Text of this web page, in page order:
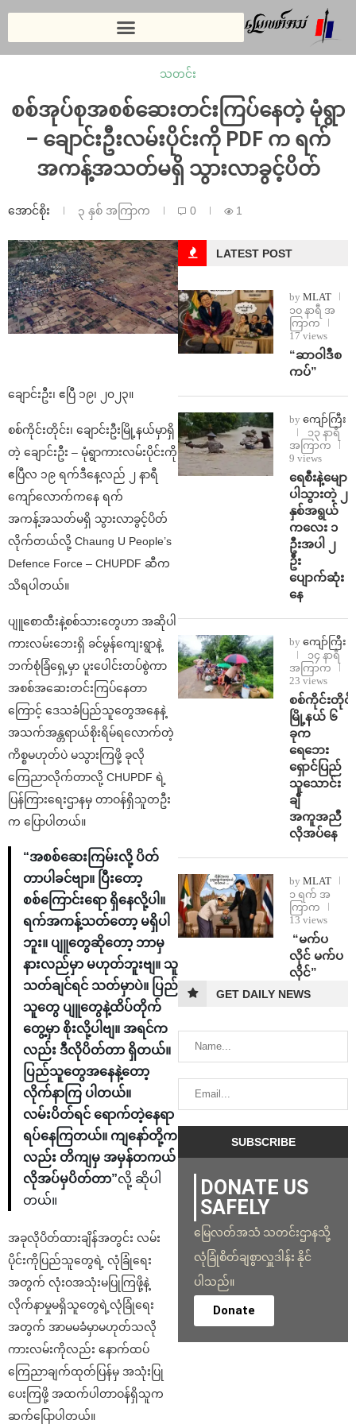
သတင်း
စစ်အုပ်စုအစစ်ဆေးတင်းကြပ်နေတဲ့ မုံရွာ
– ချောင်းဦးလမ်းပိုင်းကို PDF က ရက်
အကန့်အသတ်မရှိ သွားလာခွင့်ပိတ်
အောင်စိုး ၃ နှစ် အကြာက 0 1
ချောင်းဦး၊ ဧပြီ ၁၉၊ ၂၀၂၃။
စစ်ကိုင်းတိုင်း၊ ချောင်းဦးမြို့နယ်မှာရှိ
တဲ့ ချောင်းဦး – မုံရွာကားလမ်းပိုင်းကို
ဧပြီလ ၁၉ ရက်ဒီနေ့လည် ၂ နာရီ
ကျော်လောက်ကနေ ရက်
အကန့်အသတ်မရှိ သွားလာခွင့်ပိတ်
လိုက်တယ်လို့ Chaung U People’s
Defence Force – CHUPDF ဆီက
သိရပါတယ်။
ပျူစောထီးနဲ့စစ်သားတွေဟာ အဆိုပါ
ကားလမ်းဘေးရှိ ခင်မွန်ကျေးရွာနဲ့
ဘက်စုံခြံရှေ့မှာ ပူးပေါင်းတပ်စွဲကာ
အစစ်အဆေးတင်းကြပ်နေတာ
ကြောင့် ဒေသခံပြည်သူတွေအနေနဲ့
အသက်အန္တရာယ်စိုးရိမ်ရလောက်တဲ့
ကိစ္စမဟုတ်ပဲ မသွားကြဖို့ ခုလို
ကြေညာလိုက်တာလို့ CHUPDF ရဲ့
ပြန်ကြားရေးဌာနမှ တာဝန်ရှိသူတဦး
က ပြောပါတယ်။
“အစစ်ဆေးကြမ်းလို့‌ ပိတ်
တာပါခင်ဗျာ။ ပြီးတော့
စစ်ကြောင်းရော ရှိနေလို့ပါ။
ရက်အကန့်သတ်တော့ မရှိပါ
ဘူး။ ပျူတွေဆိုတော့ ဘာမှ
နားလည်မှာ မဟုတ်ဘူးဗျ။ သူ
သတ်ချင်ရင် သတ်မှာပဲ။ ပြည်
သူတွေ ပျူတွေ‌နဲ့ထိပ်တိုက်
တွေ့မှာ စိုးလို့ပါဗျ။ အရင်က
လည်း ဒီလိုပိတ်တာ ရှိတယ်။
ပြည်သူတွေအနေနဲ့တော့
လိုက်နာကြ ပါတယ်။
လမ်းပိတ်ရင် ရောက်တဲ့နေရာ
ရပ်နေကြတယ်။ ကျနော်တို့က
လည်း တိကျမှ အမှန်တကယ်
လိုအပ်မှပိတ်တာ”လို့ ဆိုပါ
တယ်။
အခုလိုပိတ်ထားချိန်အတွင်း လမ်း
ပိုင်းကိုပြည်သူတွေရဲ့ လုံခြုံရေး
အတွက် လုံးဝအသုံးမပြုကြဖို့နဲ့
လိုက်နာမှုမရှိသူတွေရဲ့လုံခြုံရေး
အတွက် အာမမခံမှာမဟုတ်သလို
ကားလမ်းကိုလည်း နောက်ထပ်
ကြေညာချက်ထုတ်ပြန်မှ အသုံးပြု
ပေးကြဖို့ အထက်ပါတာဝန်ရှိသူက
ဆက်ပြောပါတယ်။
LATEST POST
by MLAT
၁၀ နာရီ အ
ကြာက
17 views
“ဆာဝါဒီစ
ကပ်”
by ကျော်ကြီး
၁၃ နာရီ
အကြာက
9 views
ရေစီးနဲ့မျော
ပါသွားတဲ့ ၂
နှစ်အရွယ်
ကလေး ၁
ဦးအပါ ၂
ဦး
ပျောက်ဆုံး
နေ
by ကျော်ကြီး
၁၄ နာရီ
အကြာက
23 views
စစ်ကိုင်းတိုင်း
မြို့နယ် ၆
ခုက
ရေဘေး
ရှောင်ပြည်
သူသောင်း
ချီ
အကူအညီ
လိုအပ်နေ
by MLAT
၁ ရက် အ
ကြာက
13 views
⁨ ⁨“မက်ပ
လိုင် မက်ပ
လိုင်”
GET DAILY NEWS
DONATE US
SAFELY
မြေလတ်အသံ သတင်းဌာနသို့
လုံခြုံစိတ်ချစွာလှူဒါန်း နိုင်
ပါသည်။
Donate